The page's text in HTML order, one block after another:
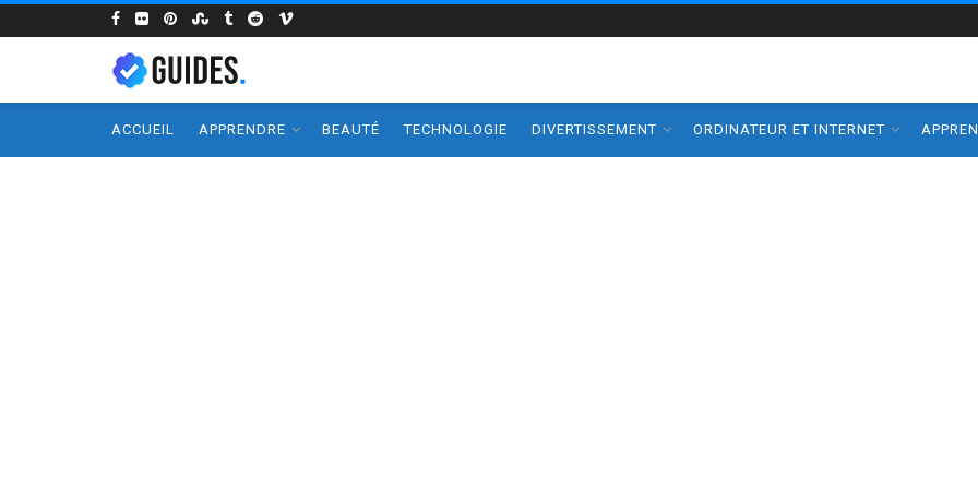
ACCUEIL APPRENDRE BEAUTÉ TECHNOLOGIE DIVERTISSEMENT ORDINATEUR ET INTERNET